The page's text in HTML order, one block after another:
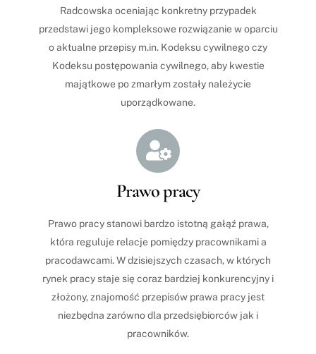
Radcowska oceniając konkretny przypadek
przedstawi jego kompleksowe rozwiązanie w oparciu
o aktualne przepisy m.in. Kodeksu cywilnego czy
Kodeksu postępowania cywilnego, aby kwestie
majątkowe po zmarłym zostały należycie
uporządkowane.
Icon
label
Prawo pracy
Prawo pracy stanowi bardzo istotną gałąź prawa,
która reguluje relacje pomiędzy pracownikami a
pracodawcami. W dzisiejszych czasach, w których
rynek pracy staje się coraz bardziej konkurencyjny i
złożony, znajomość przepisów prawa pracy jest
niezbędna zarówno dla przedsiębiorców jak i
pracowników.